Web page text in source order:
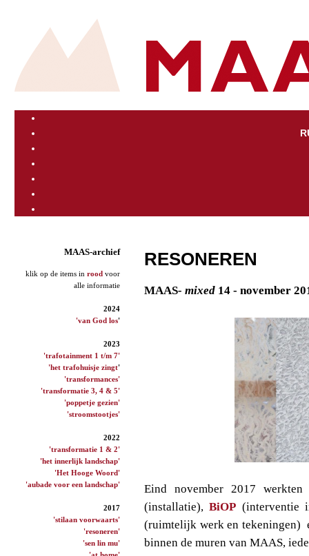
MAAS-archief
klik op de items in rood voor
alle informatie
2024
'van God los'
2023
'trafotainment 1 t/m 7'
'het trafohuisje zingt'
'transformances'
'transformatie 3, 4 & 5'
'poppetje gezien'
'stroomstootjes'
2022
'transformatie 1 & 2'
'het innerlijk landschap'
'Het Hooge Woord'
'aubade voor een landschap'
2017
'stilaan voorwaarts'
'resoneren'
'sen lin mu'
RESONEREN
MAAS- mixed 14 - november
Eind november 2017
(installatie),BiOP (interventie
(ruimtelijk werk en tekeningen)
binnen de muren van MAAS,